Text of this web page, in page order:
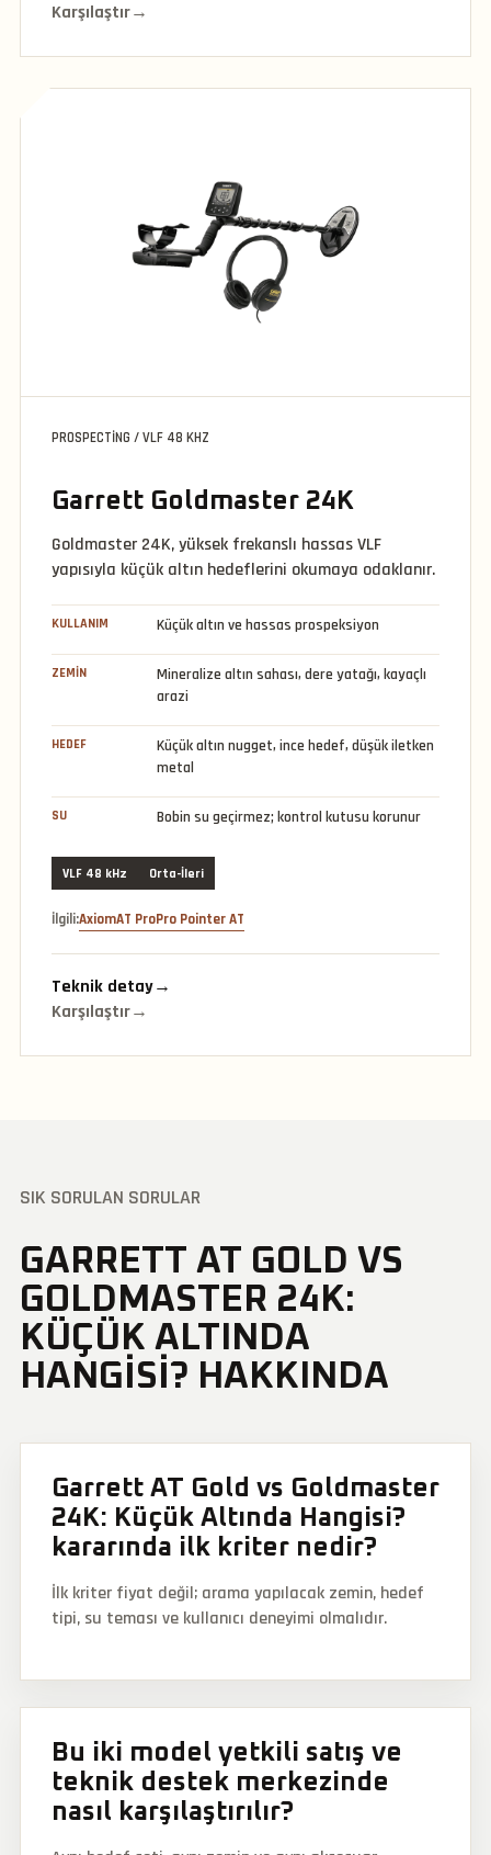
Karşılaştır→
PROSPECTING / VLF 48 KHZ
Garrett Goldmaster 24K
Goldmaster 24K, yüksek frekanslı hassas VLF
yapısıyla küçük altın hedeflerini okumaya odaklanır.
KULLANIM Küçük altın ve hassas prospeksiyon
ZEMIN
Mineralize altın sahası, dere yatağı, kayaçlı
arazi
HEDEF
Küçük altın nugget, ince hedef, düşük iletken
metal
SU Bobin su geçirmez; kontrol kutusu korunur
VLF 48 kHz Orta-İleri
İlgili:AxiomAT ProPro Pointer AT
Teknik detay→
Karşılaştır→
SIK SORULAN SORULAR
GARRETT AT GOLD VS
GOLDMASTER 24K:
KÜÇÜK ALTINDA
HANGISI? HAKKINDA
Garrett AT Gold vs Goldmaster
24K: Küçük Altında Hangisi?
kararında ilk kriter nedir?
İlk kriter fiyat değil; arama yapılacak zemin, hedef
tipi, su teması ve kullanıcı deneyimi olmalıdır.
Bu iki model yetkili satış ve
teknik destek merkezinde
nasıl karşılaştırılır?